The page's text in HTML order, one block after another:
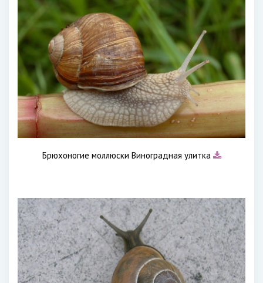
Брюхоногие моллюски Виноградная улитка